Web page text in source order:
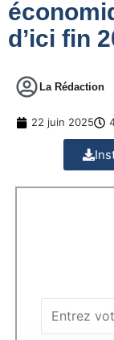
d’ici fin
La Rédaction
22 juin 2025